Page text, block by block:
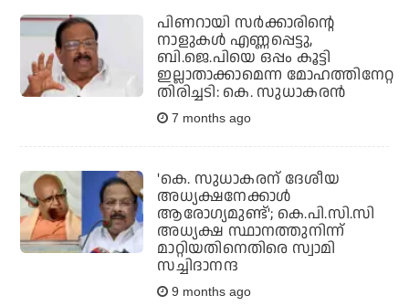
പിണറായി സര്‍ക്കാരിന്റെ
നാളുകള്‍ എണ്ണപ്പെട്ടു,
ബി.ജെ.പിയെ ഒപ്പം കൂട്ടി
ഇല്ലാതാക്കാമെന്ന മോഹത്തിനേറ്റ
തിരിച്ചടി: കെ. സുധാകരന്‍
7 months ago
'കെ. സുധാകരന് ദേശീയ
അധ്യക്ഷനേക്കാള്‍
ആരോഗ്യമുണ്ട്'; കെ.പി.സി.സി
അധ്യക്ഷ സ്ഥാനത്തുനിന്ന്
മാറ്റിയതിനെതിരെ സ്വാമി
സച്ചിദാനന്ദ
9 months ago